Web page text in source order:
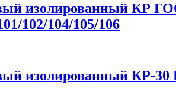
изолированный КР
102/104/105/106
изолированный КР-30